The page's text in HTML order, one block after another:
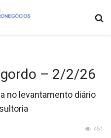
– 2/2/26
no levantamento diário
451